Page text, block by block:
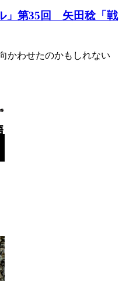
」第35回 矢田稔「戦
かわせたのかもしれない